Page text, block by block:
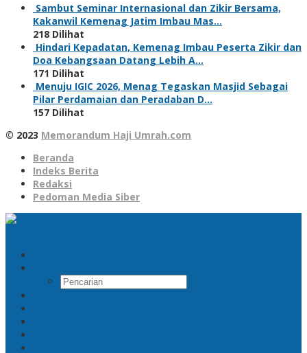
Sambut Seminar Internasional dan Zikir Bersama,
Kakanwil Kemenag Jatim Imbau Mas…
218 Dilihat
Hindari Kepadatan, Kemenag Imbau Peserta Zikir dan
Doa Kebangsaan Datang Lebih A…
171 Dilihat
Menuju IGIC 2026, Menag Tegaskan Masjid Sebagai
Pilar Perdamaian dan Peradaban D…
157 Dilihat
© 2023 Memorandum Haji Umrah.com
Beranda
Indeks Berita
Redaksi
Pedoman Media Siber